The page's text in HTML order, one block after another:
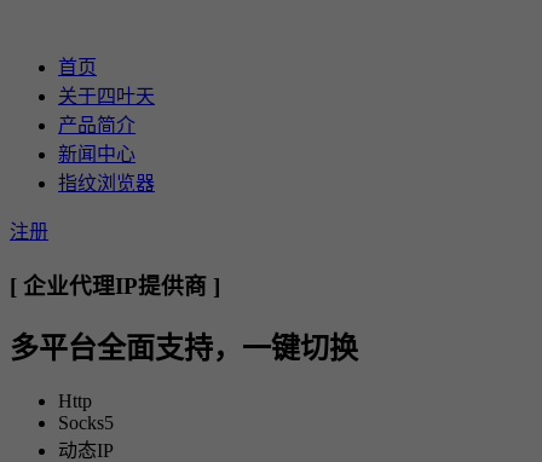
首页
关于四叶天
产品简介
新闻中心
指纹浏览器
注册
[ 企业代理IP提供商 ]
多平台全面支持，一键切换
Http
Socks5
动态IP